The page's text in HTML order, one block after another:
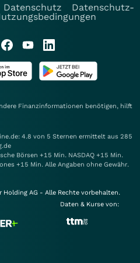
Datenschutz
Datenschutz-
Finanzinformationen benötigen, hilft
4.8 von 5 Sternen ermittelt aus 285
Börsen +15 Min. NASDAQ +15 Min.
+15 Min. Alle Angaben ohne Gewähr.
AG - Alle Rechte vorbehalten.
Daten & Kurse von: